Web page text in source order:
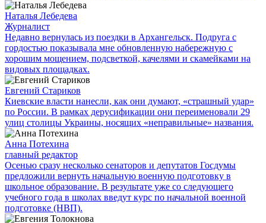
Наталья Лебедева
Журналист
Недавно вернулась из поездки в Архангельск. Подруга с
гордостью показывала мне обновленную набережную с
хорошим мощением, подсветкой, качелями и скамейками на
видовых площадках.
Евгений Стариков
Киевские власти нанесли, как они думают, «страшный удар»
по России. В рамках дерусификации они переименовали 29
улиц столицы Украины, носящих «неправильные» названия.
Анна Потехина
главный редактор
Осенью сразу несколько сенаторов и депутатов Госдумы
предложили вернуть начальную военную подготовку в
школьное образование. В результате уже со следующего
учебного года в школах введут курс по начальной военной
подготовке (НВП).